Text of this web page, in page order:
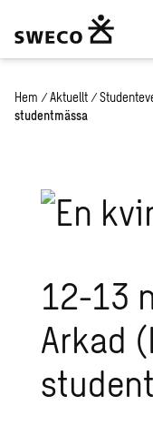
Hem / Aktuellt /
studentmässa
12-13
Arkad